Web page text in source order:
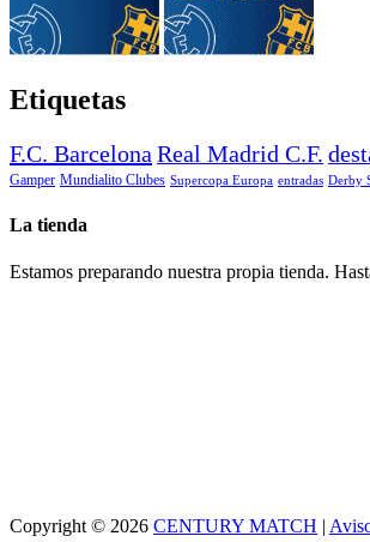
Etiquetas
F.C. Barcelona Real Madrid C.F.
Gamper Mundialito Clubes Supercopa Europa entradas Derby
La tienda
Estamos preparando nuestra propia tienda.
Copyright © 2026 CENTURY MATCH